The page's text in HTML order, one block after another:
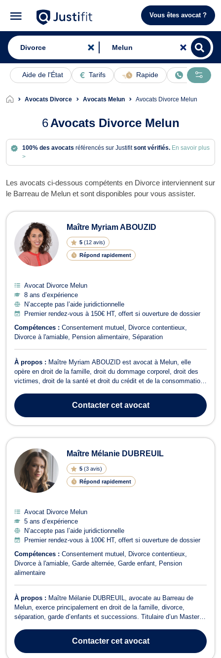
Vous êtes avocat ?
Aide de l'État Tarifs Rapide En ligne
Avocats Divorce Avocats Melun Avocats Divorce Melun
6 Avocats Divorce Melun
100% des avocats référencés sur Justifitsont vérifiés. En savoir plus
>
Les avocats ci-dessous compétents en Divorce interviennent sur
le Barreau de Melun et sont disponibles pour vous assister.
Avocats en Divorce à Melun
Maître Myriam ABOUZID
5 (12 avis)
Répond rapidement
Avocat Divorce Melun
8 ans d’expérience
N’accepte pas l’aide juridictionnelle
Premier rendez-vous à 150€ HT, offert si ouverture de dossier
Compétences : Consentement mutuel
Divorce contentieux
Divorce à l'amiable
Pension alimentaire Séparation
À propos : Maître Myriam ABOUZID est avocat à Melun, elle
opère en droit de la famille, droit du dommage corporel, droit des
victimes, droit de la santé et droit du crédit et de la consommation.
Maître ABOUZID vous assiste lors de vos procédures de divorce
contentieux ou p...
Contactercet avocat
Maître Mélanie DUBREUIL
5 (3 avis)
Répond rapidement
Avocat Divorce Melun
5 ans d’expérience
N’accepte pas l’aide juridictionnelle
Premier rendez-vous à 100€ HT, offert si ouverture de dossier
Compétences : Consentement mutuel
Divorce contentieux
Divorce à l'amiable Garde alternée Garde enfant
Pension
alimentaire
À propos : Maître Mélanie DUBREUIL, avocate au Barreau de
Melun, exerce principalement en droit de la famille, divorce,
séparation, garde d’enfants et successions. Titulaire d’un Master 2
accompagne ses clients avec rigueur, écoute et bienveillance dans
des situations souv...Contactercet avocat